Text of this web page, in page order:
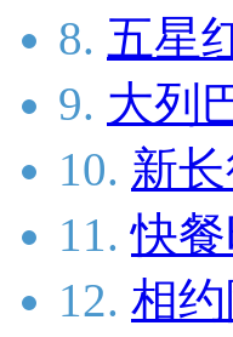
8. 五星
9. 大列
10. 新
11. 快
12. 相